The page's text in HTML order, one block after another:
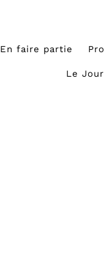
En faire partie
Le